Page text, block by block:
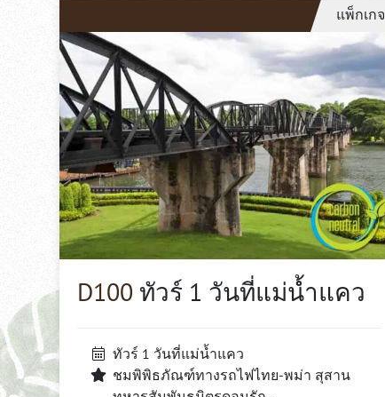
แพ็กเกจ
D100 ทัวร์ 1 วันที่แม่น้ำแคว
ทัวร์ 1 วันที่แม่น้ำแคว
ชมพิพิธภัณฑ์ทางรถไฟไทย-พม่า สุสาน